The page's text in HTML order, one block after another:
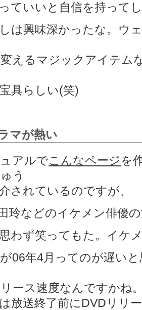
ていいと自信を持って
は興味深かったな。ウ
えるマジックアイテム
具らしい(笑)
マが熱い
アルでこんなページを
う
されているのですが、
玲などのイケメン俳優
わず笑ってもた。イケ
06年4月ってのが遅い
ース速度なんですかね
放送終了前にDVDリリ